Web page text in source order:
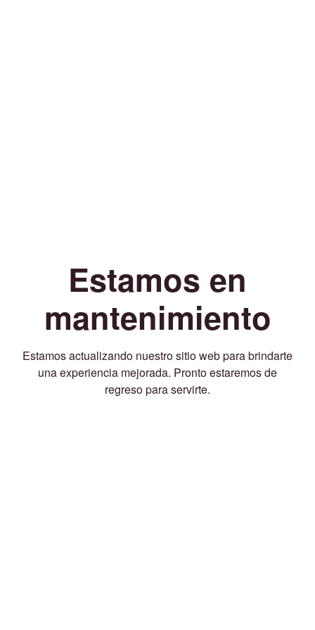
Estamos en
mantenimiento
Estamos actualizando nuestro sitio web para brindarte
una experiencia mejorada. Pronto estaremos de
regreso para servirte.